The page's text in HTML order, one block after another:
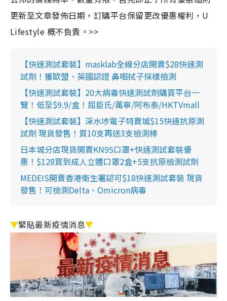
更新至文章發佈日期，訂購平台保留更改優惠權利，U
Lifestyle 概不負責。>>
【快速測試套裝】masklab全線分店開賣$28快速測
試劑！獲歐盟、英國認證 鼻咽拭子採樣檢測
【快速測試套裝】20大病毒快速測試劑購買平台一
覽！低至$9.9/盒！屈臣氏/萬寧/阿布泰/HKTVmall
【快速測試套裝】深水埗電子特賣城$15快速抗原測
試劑 現貨發售！買10支再送3支檢測棒
日本城分店現貨開賣KN95口罩+快速測試套裝優
惠！$128買到成人立體口罩2盒+5支抗原檢測試劑
MEDEIS開賣香港衛生署認可$18快速測試套裝 現貨
發售！可檢測Delta、Omicron病毒
▼緊貼最新疫情消息▼